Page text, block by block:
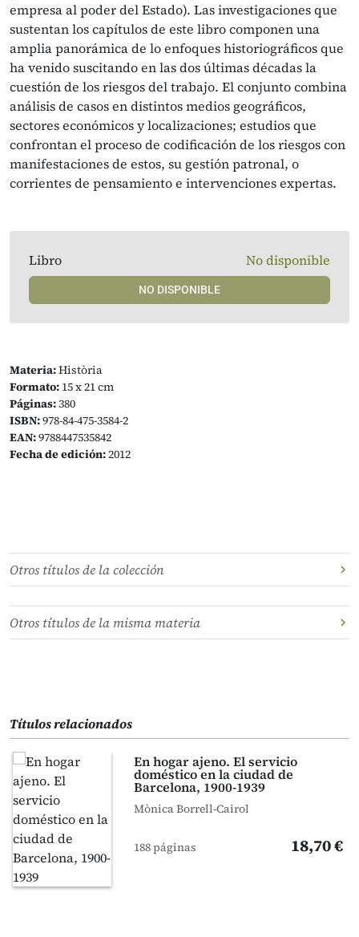
empresa al poder del Estado). Las investigaciones que
sustentan los capítulos de este libro componen una
amplia panorámica de lo enfoques historiográficos que
ha venido suscitando en las dos últimas décadas la
cuestión de los riesgos del trabajo. El conjunto combina
análisis de casos en distintos medios geográficos,
sectores económicos y localizaciones; estudios que
confrontan el proceso de codificación de los riesgos con
manifestaciones de estos, su gestión patronal, o
corrientes de pensamiento e intervenciones expertas.
Materia:Història
Formato: 15 x 21 cm
Páginas:380
ISBN:978-84-475-3584-2
EAN:9788447535842
Fecha de edición:2012
Libro No disponible
NO DISPONIBLE
Otros títulos de la colección
Otros títulos de la misma materia
Títulos relacionados
En hogar ajeno. El servicio
doméstico en la ciudad de
Barcelona, 1900-1939
Mònica Borrell-Cairol
188 páginas 18,70 €